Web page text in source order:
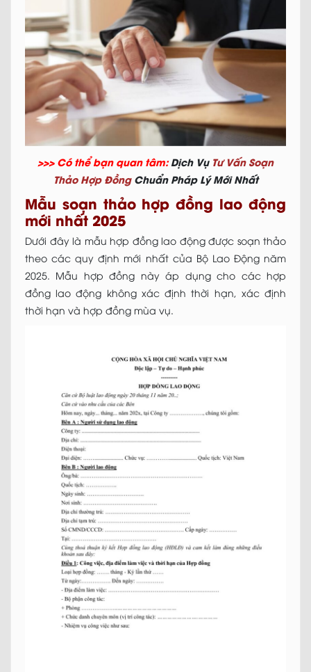
>>> Có thể bạn quan tâm:Dịch Vụ Tư Vấn Soạn
Thảo Hợp ĐồngChuẩn Pháp Lý Mới Nhất
Mẫu soạn thảo hợp đồng lao động
mới nhất 2025
Dưới đây là mẫu hợp đồng lao động được soạn thảo
theo các quy định mới nhất của Bộ Lao Động năm
2025. Mẫu hợp đồng này áp dụng cho các hợp
đồng lao động không xác định thời hạn, xác định
thời hạn và hợp đồng mùa vụ.